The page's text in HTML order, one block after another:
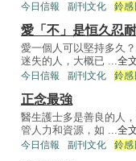
今日信報 副刊文化 鈴感
愛「不」是恒久忍耐
愛一個人可以堅持多久
迷失的人，大概已 ...全
今日信報 副刊文化 鈴感
正念最強
醫生護士多是善良的人
管人力和資源，如 ...全
今日信報 副刊文化 鈴感